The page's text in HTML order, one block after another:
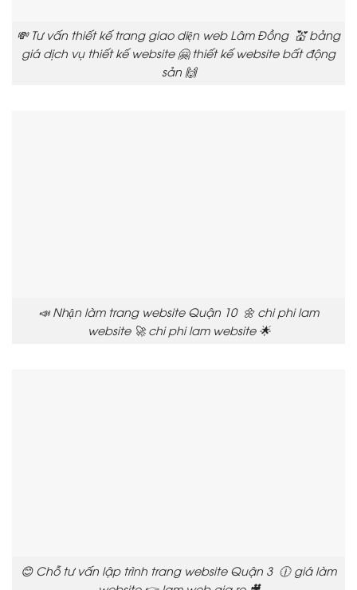
💸 Tư vấn thiết kế trang giao diện web Lâm Đồng 💒 bảng
giá dịch vụ thiết kế website 🤗 thiết kế website bất động
sản 🙌
📣 Nhận làm trang website Quận 10 🌼 chi phi lam
website 🚀 chi phi lam website 🌟
😊 Chỗ tư vấn lập trình trang website Quận 3 🕧 giá làm